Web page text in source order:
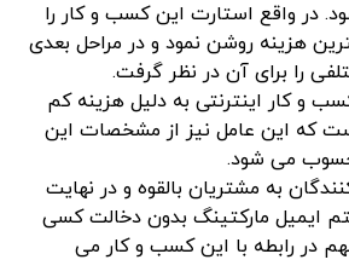
در واقع استارت این کسب و کار را
هزینه روشن نمود و در مراحل بعدی
را برای آن در نظر گرفت.
و کار اینترنتی به دلیل هزینه کم
که این عامل نیز از مشخصات این
می شود.
به مشتریان بالقوه و در نهایت
ایمیل مارکتینگ بدون دخالت کسی
در رابطه با این کسب و کار می